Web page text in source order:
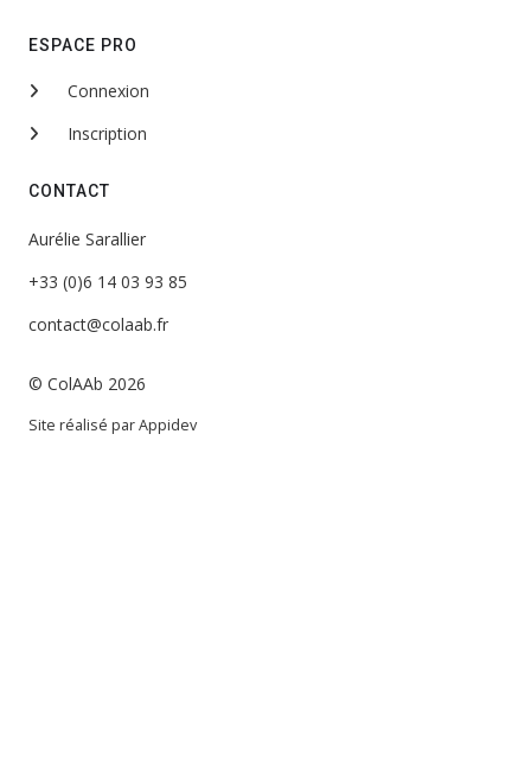
ESPACE PRO
Connexion
Inscription
CONTACT
Aurélie Sarallier
+33 (0)6 14 03 93 85
contact@colaab.fr
© ColAAb 2026
Site réalisé parAppidev